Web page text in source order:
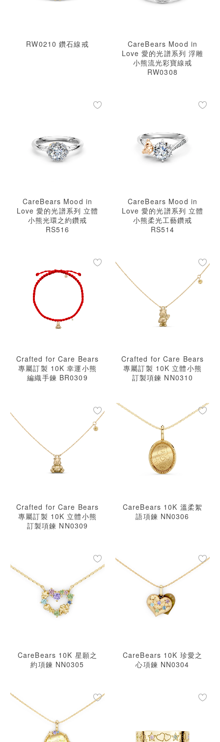
RW0210 鑽石線戒
CareBears Mood in
Love 愛的光譜系列 浮雕
小熊流光彩寶線戒
RW0308
CareBears Mood in
Love 愛的光譜系列 立體
小熊光環之約鑽戒
RS516
CareBears Mood in
Love 愛的光譜系列 立體
小熊柔光工藝鑽戒
RS514
Crafted for Care Bears
專屬訂製 10K 幸運小熊
編織手鍊 BR0309
Crafted for Care Bears
專屬訂製 10K 立體小熊
訂製項鍊 NN0310
Crafted for Care Bears
專屬訂製 10K 立體小熊
訂製項鍊 NN0309
CareBears 10K 溫柔絮
語項鍊 NN0306
CareBears 10K 星願之
約項鍊 NN0305
CareBears 10K 珍愛之
心項鍊 NN0304